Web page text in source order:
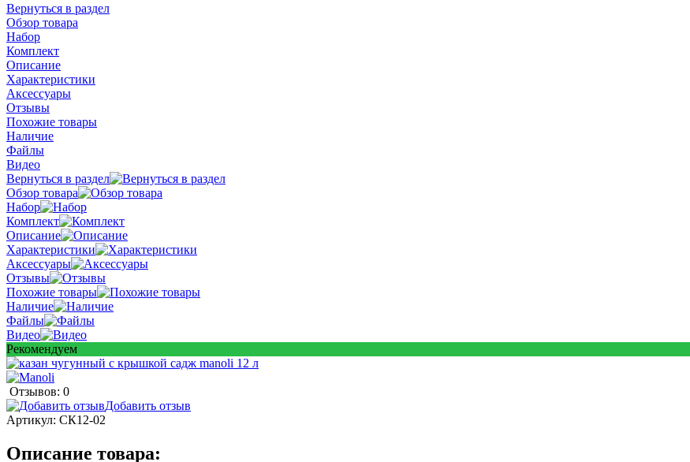
Вернуться в раздел
Обзор товара
Набор
Комплект
Описание
Характеристики
Аксессуары
Отзывы
Похожие товары
Наличие
Файлы
Видео
Вернуться в раздел
Обзор товара
Набор
Комплект
Описание
Характеристики
Аксессуары
Отзывы
Похожие товары
Наличие
Файлы
Видео
Рекомендуем
Отзывов: 0
Добавить отзыв
Артикул: СК12-02
Описание товара: